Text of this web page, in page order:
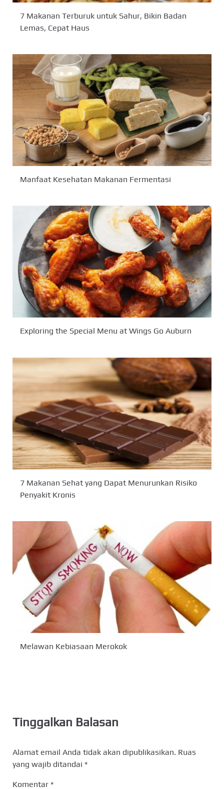
7 Makanan Terburuk untuk Sahur, Bikin Badan
Lemas, Cepat Haus
Manfaat Kesehatan Makanan Fermentasi
Exploring the Special Menu at Wings Go Auburn
7 Makanan Sehat yang Dapat Menurunkan Risiko
Penyakit Kronis
Melawan Kebiasaan Merokok
Tinggalkan Balasan
Alamat email Anda tidak akan dipublikasikan. Ruas
yang wajib ditandai *
Komentar *